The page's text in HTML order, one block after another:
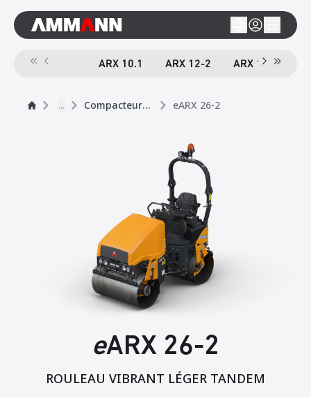
ARX 10.1 ARX 12-2 ARX 16-2
... Compacteurs tandem eARX 26-2
eARX 26-2
ROULEAU VIBRANT LÉGER TANDEM